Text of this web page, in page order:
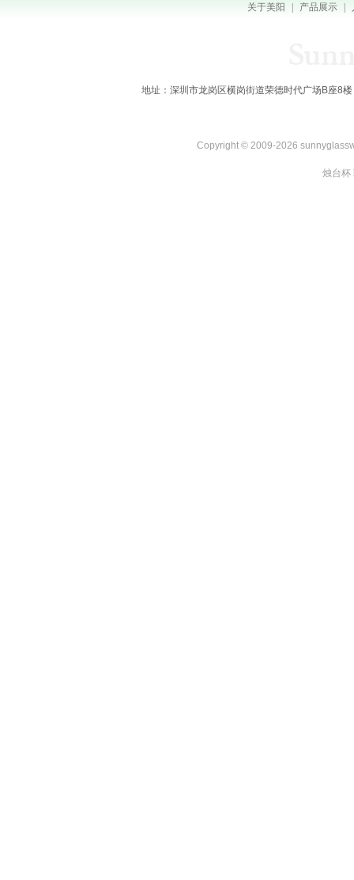
关于美阳 产品展示
地址：深圳市龙岗区横岗街道荣德时代广场B座8
Copyright © 2009-2026
烛台杯